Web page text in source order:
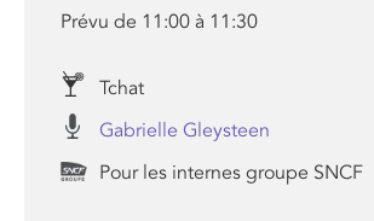
Prévu de 11:00 à 11:30
Tchat
Gabrielle Gleysteen
Pour les internes groupe SNCF